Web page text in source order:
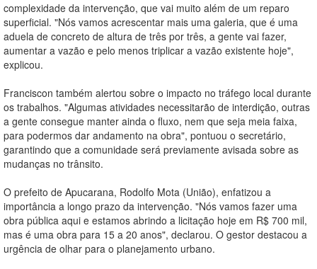
complexidade da intervenção, que vai muito além de um reparo
superficial. "Nós vamos acrescentar mais uma galeria, que é uma
aduela de concreto de altura de três por três, a gente vai fazer,
aumentar a vazão e pelo menos triplicar a vazão existente hoje",
explicou.
Franciscon também alertou sobre o impacto no tráfego local durante
os trabalhos. "Algumas atividades necessitarão de interdição, outras
a gente consegue manter ainda o fluxo, nem que seja meia faixa,
para podermos dar andamento na obra", pontuou o secretário,
garantindo que a comunidade será previamente avisada sobre as
mudanças no trânsito.
O prefeito de Apucarana, Rodolfo Mota (União), enfatizou a
importância a longo prazo da intervenção. "Nós vamos fazer uma
obra pública aqui e estamos abrindo a licitação hoje em R$ 700 mil,
mas é uma obra para 15 a 20 anos", declarou. O gestor destacou a
urgência de olhar para o planejamento urbano.